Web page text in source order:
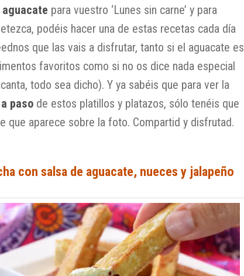
para vuestro ‘Lunes sin carne’ y para
podéis hacer una de estas recetas cada día
que las vais a disfrutar, tanto si el aguacate es
favoritos como si no os dice nada especial
todo sea dicho). Y ya sabéis que para ver la
paso de estos platillos y platazos, sólo tenéis que
que aparece sobre la foto. Compartid y disfrutad.
con salsa de aguacate, nueces y jalapeño